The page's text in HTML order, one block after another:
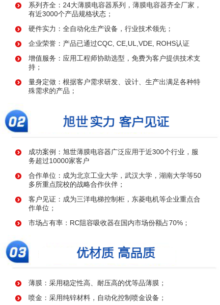
系列齐全：24大薄膜电容器系列，薄膜电容器齐全厂家，
有近3000个产品规格状态；
硬件实力：全自动化生产设备，行业技术领先；
企业荣誉：产品已通过CQC, CE,UL,VDE, ROHS认证
增值服务：应用工程师协助选型，免费为客户提供技术支
持；
量身定做：根据客户需求研发、设计、生产出满足各种特
殊需求的产品；
成功案例：旭世薄膜电容器广泛应用于近300个行业，服
务超过10000家客户
合作单位：成为北京工业大学，武汉大学，湖南大学等50
多所重点院校的战略合作伙伴；
客户见证：成为三洋电梯控制柜，东菱电机等企业重点合
作单位；
市场占有率：RC阻容吸收器在国内市场份额占70%；
薄膜：采用稳定性高、耐压高的优等品薄膜；
喷金：采用纯锌材料，自动化控制喷金设备；